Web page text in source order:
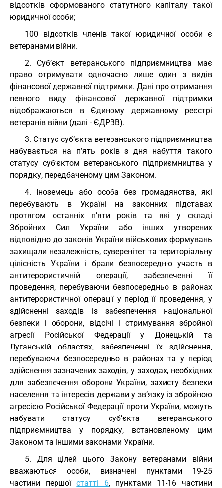
відсотків сформованого статутного капіталу такої
юридичної особи;
100 відсотків членів такої юридичної особи є
ветеранами війни.
2. Суб’єкт ветеранського підприємництва має
право отримувати одночасно лише один з видів
фінансової державної підтримки. Дані про отримання
певного виду фінансової державної підтримки
відображаються в Єдиному державному реєстрі
ветеранів війни (далі - ЄДРВВ).
3. Статус суб’єкта ветеранського підприємництва
набувається на п’ять років з дня набуття такого
статусу суб’єктом ветеранського підприємництва у
порядку, передбаченому цим Законом.
4. Іноземець або особа без громадянства, які
перебувають в Україні на законних підставах
протягом останніх п’яти років та які у складі
Збройних Сил України або інших утворених
відповідно до законів України військових формувань
захищали незалежність, суверенітет та територіальну
цілісність України і брали безпосередню участь в
антитерористичній операції, забезпеченні її
проведення, перебуваючи безпосередньо в районах
антитерористичної операції у період її проведення, у
здійсненні заходів із забезпечення національної
безпеки і оборони, відсічі і стримування збройної
агресії Російської Федерації у Донецькій та
Луганській областях, забезпеченні їх здійснення,
перебуваючи безпосередньо в районах та у період
здійснення зазначених заходів, у заходах, необхідних
для забезпечення оборони України, захисту безпеки
населення та інтересів держави у зв’язку із збройною
агресією Російської Федерації проти України, можуть
набувати статусу суб’єкта ветеранського
підприємництва у порядку, встановленому цим
Законом та іншими законами України.
5. Для цілей цього Закону ветеранами війни
вважаються особи, визначені пунктами 19-25
частини першоїстатті 6, пунктами 11-16 частини